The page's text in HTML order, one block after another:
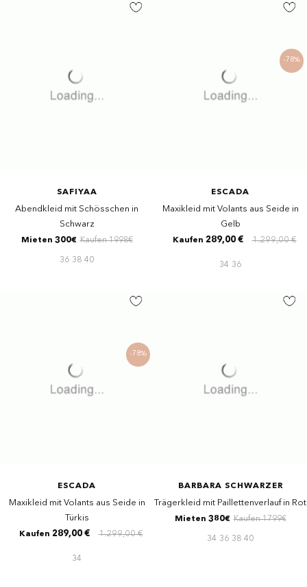
SAFIYAA
Abendkleid mit Schösschen in
Schwarz
Mieten 300€ Kaufen 1998€
36 38 40
-78%
ESCADA
Maxikleid mit Volants aus Seide in
Gelb
1.299,00 €
Kaufen 289,00 €
34 36
-78%
ESCADA
Maxikleid mit Volants aus Seide in
Türkis
1.299,00 €
Kaufen 289,00 €
34
BARBARA SCHWARZER
Trägerkleid mit Paillettenverlauf in Rot
Mieten 380€ Kaufen 1799€
34 36 38 40